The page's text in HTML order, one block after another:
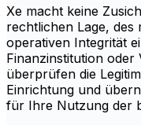
Xe macht keine
rechtlichen Lage,
operativen Integrität
Finanzinstitution
überprüfen die
Einrichtung und
für Ihre Nutzung der